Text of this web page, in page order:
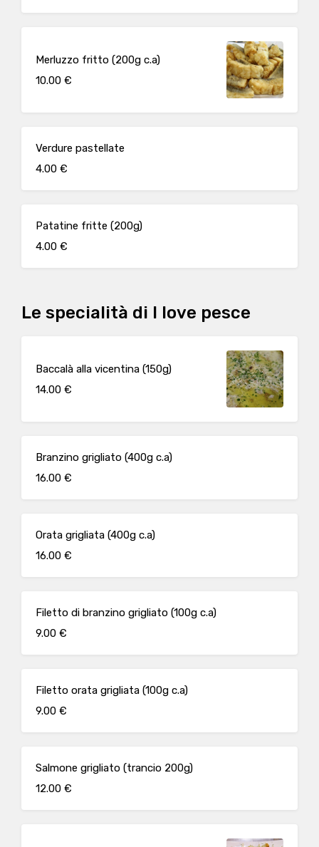
Merluzzo fritto (200g c.a)
10.00 €
Verdure pastellate
4.00 €
Patatine fritte (200g)
4.00 €
Le specialità di I love pesce
Baccalà alla vicentina (150g)
14.00 €
Branzino grigliato (400g c.a)
16.00 €
Orata grigliata (400g c.a)
16.00 €
Filetto di branzino grigliato (100g c.a)
9.00 €
Filetto orata grigliata (100g c.a)
9.00 €
Salmone grigliato (trancio 200g)
12.00 €